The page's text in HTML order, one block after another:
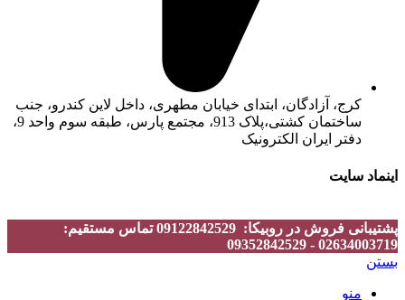
کرج، آزادگان، ابتدای خیابان مطهری، داخل لاین کندرو، جنب
ساختمان کشتی،پلاک 913، مجتمع پارس، طبقه سوم واحد 9،
دفتر ایران الکترونیک
اینماد سایت
پشتیبانی فروش در روبیکا: 09122842529 تماس مستقیم:
02634003719 - 09352842529
بستن
منو